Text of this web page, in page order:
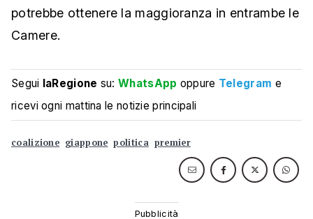
potrebbe ottenere la maggioranza in entrambe le
Camere.
Segui laRegione su:WhatsApp oppure Telegram e
ricevi ogni mattina le notizie principali
coalizione giappone politica premier